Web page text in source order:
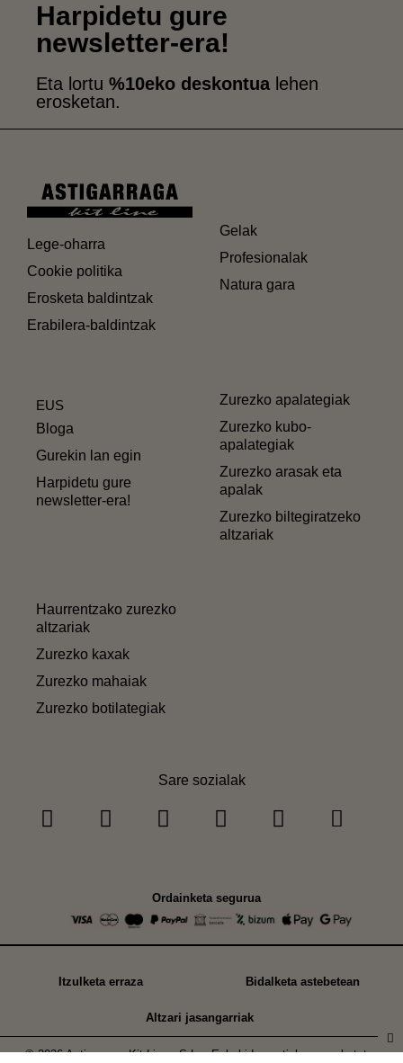
Harpidetu gure
newsletter-era!
Eta lortu %10eko deskontua lehen
erosketan.
Lege-oharra
Cookie politika
Erosketa baldintzak
Erabilera-baldintzak
Gelak
Profesionalak
Natura gara
EUS
Bloga
Gurekin lan egin
Harpidetu gure
newsletter-era!
Zurezko apalategiak
Zurezko kubo-
apalategiak
Zurezko arasak eta
apalak
Zurezko biltegiratzeko
altzariak
Haurrentzako zurezko
altzariak
Zurezko kaxak
Zurezko mahaiak
Zurezko botilategiak
Sare sozialak
Ordainketa segurua
Itzulketa erraza Bidalketa astebetean
Altzari jasangarriak
© 2026 Astigarraga Kit Line , S.L. - Eskubide guztiak erreserbatuta